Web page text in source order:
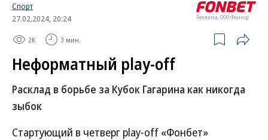
Реклама, ООО Фонкор
Спорт
27.02.2024, 20:24
2K 3 мин.
Неформатный play-off
Расклад в борьбе за Кубок Гагарина как никогда
зыбок
Стартующий в четверг play-off «Фонбет»